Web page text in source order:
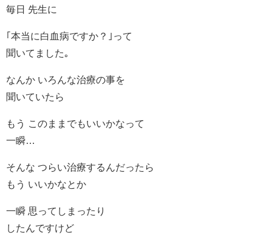
毎日 先生に
｢本当に白血病ですか？｣って
聞いてました｡
なんか いろんな治療の事を
聞いていたら
もう このままでもいいかなって
一瞬…
そんな つらい治療するんだったら
もう いいかなとか
一瞬 思ってしまったり
したんですけど